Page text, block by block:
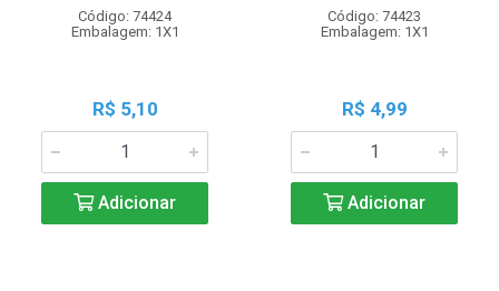
Código: 74424
Embalagem: 1X1
R$ 5,10
Adicionar
Código: 74423
Embalagem: 1X1
R$ 4,99
Adicionar